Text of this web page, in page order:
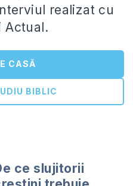
realizat cu
Actual.
CASĂ
BIBLIC
ce slujitorii